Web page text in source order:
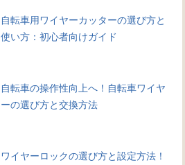
自転車用ワイヤーカッターの選び方と
使い方：初心者向けガイド
自転車の操作性向上へ！自転車ワイヤ
ーの選び方と交換方法
ワイヤーロックの選び方と設定方法！